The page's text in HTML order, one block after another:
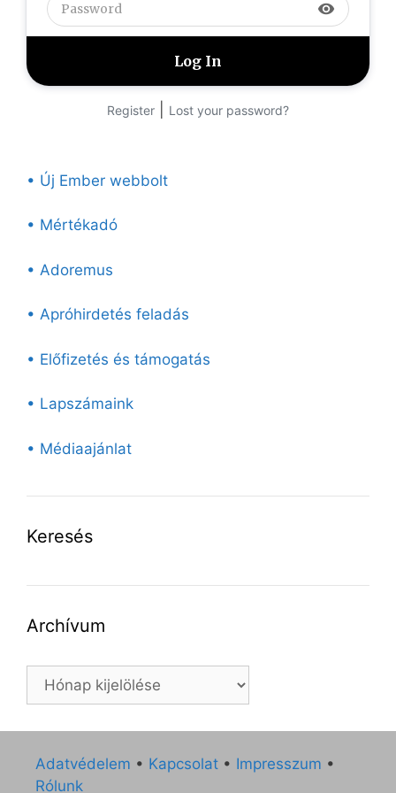
visibility
Register Lost your password?
• Új Ember webbolt
• Mértékadó
• Adoremus
• Apróhirdetés feladás
• Előfizetés és támogatás
• Lapszámaink
• Médiaajánlat
Keresés
Archívum
Archívum
Adatvédelem • Kapcsolat • Impresszum •
Rólunk